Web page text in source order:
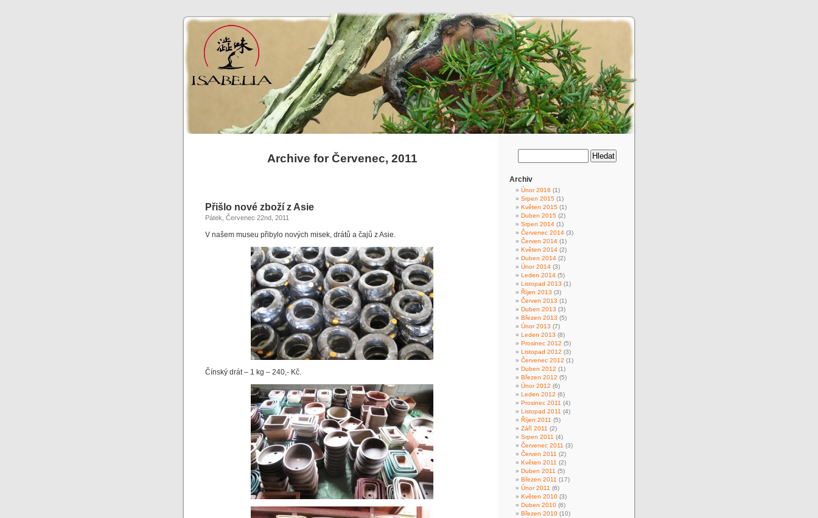
Archive for Červenec, 2011
Přišlo nové zboží z Asie
Pátek, Červenec 22nd, 2011
V našem museu přibylo nových misek, drátů a čajů z Asie.
Čínský drát – 1 kg – 240,- Kč.
Archiv
Únor 2016 (1)
Srpen 2015 (1)
Květen 2015 (1)
Duben 2015 (2)
Srpen 2014 (1)
Červenec 2014 (3)
Červen 2014 (1)
Květen 2014 (2)
Duben 2014 (2)
Únor 2014 (3)
Leden 2014 (5)
Listopad 2013 (1)
Říjen 2013 (3)
Červen 2013 (1)
Duben 2013 (3)
Březen 2013 (5)
Únor 2013 (7)
Leden 2013 (8)
Prosinec 2012 (5)
Listopad 2012 (3)
Červenec 2012 (1)
Duben 2012 (1)
Březen 2012 (5)
Únor 2012 (6)
Leden 2012 (6)
Prosinec 2011 (4)
Listopad 2011 (4)
Říjen 2011 (5)
Září 2011 (2)
Srpen 2011 (4)
Červenec 2011 (3)
Červen 2011 (2)
Květen 2011 (2)
Duben 2011 (5)
Březen 2011 (17)
Únor 2011 (6)
Květen 2010 (3)
Duben 2010 (6)
Březen 2010 (10)